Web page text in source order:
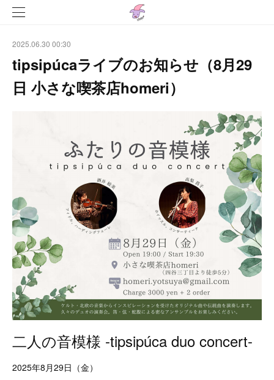
2025.06.30 00:30
tipsipúcaライブのお知らせ（8月29
日 小さな喫茶店homeri）
二人の音模様 -tipsipúca duo concert-
2025年8月29日（金）